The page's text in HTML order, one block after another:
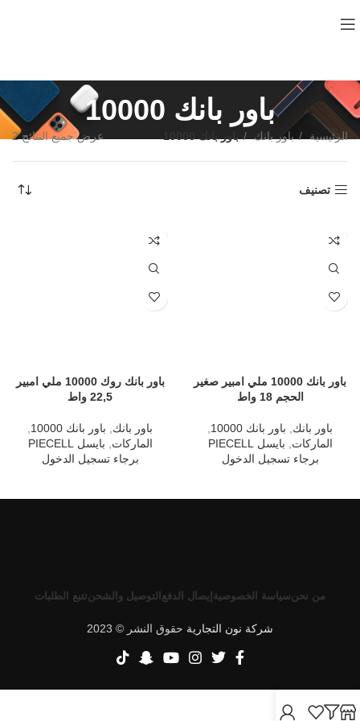
باور بانك 10000
الرئيسية باور بانك عرض جميع النتائج 2
تصنيف
باور بانك 10000 ملي امبير صغير
الحجم 18 واط
باور بانك باور بانك 10000
الماركات
بايسل PIECELL
برجاء تسجيل الدخول
باور بانك روك 10000 ملي امبير
22,5 واط
باور بانك باور بانك 10000
الماركات
بايسل PIECELL
برجاء تسجيل الدخول
من نحنسياسة الخصوصية إيصال الدفع التوصيل والشحنتتبع الطلبات
شركة نون التجارية حقوق النشر © 2023